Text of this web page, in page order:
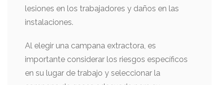
lesiones en los trabajadores y daños en las
instalaciones.
Al elegir una campana extractora, es
importante considerar los riesgos específicos
en su lugar de trabajo y seleccionar la